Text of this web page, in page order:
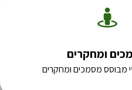
ומחקרים
מבוסס מסמכים ומחקרים